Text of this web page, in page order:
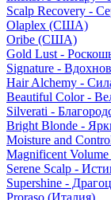
Scalp Recovery -
Olaplex (США)
Oribe (США)
Gold Lust -
Signature -
Hair Alchemy -
Beautiful Color -
Silverati -
Bright Blonde -
Moisture and
Magnificent
Serene Scalp -
Supershine -
Proraso (Италия)